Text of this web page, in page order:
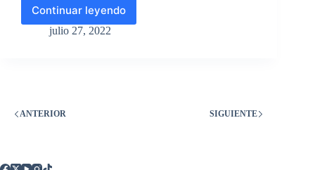
Liberación
Continuar leyendo
El
preso
julio 27, 2022
ANTERIOR SIGUIENTE